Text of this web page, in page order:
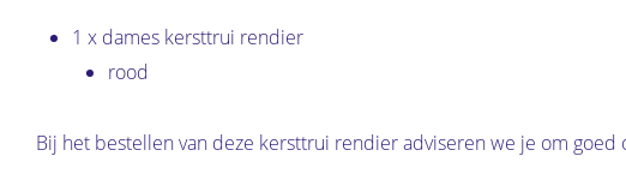
1 x dames kersttrui rendier
rood
Bij het bestellen van deze kersttrui rendier adviseren we je om